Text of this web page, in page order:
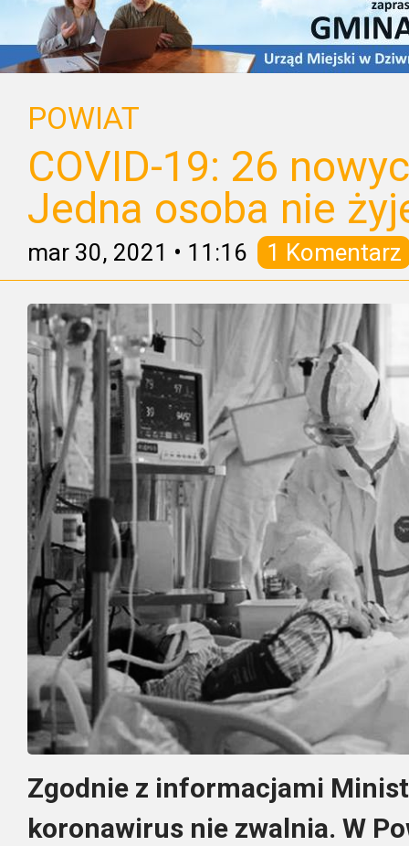
POWIAT
COVID-19: 26
Jedna osoba nie
mar 30, 2021 • 11:16 1 Komentarz
Zgodnie z informacjami
koronawirus nie zwalnia. W